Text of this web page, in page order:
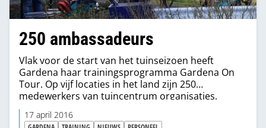
250 ambassadeurs
Vlak voor de start van het tuinseizoen heeft
Gardena haar trainingsprogramma Gardena On
Tour. Op vijf locaties in het land zijn 250
medewerkers van tuincentrum organisaties,
individuele tuincentra, DHZ-zaken en
andere verkooppunten getraind in de werking van
17 april 2016